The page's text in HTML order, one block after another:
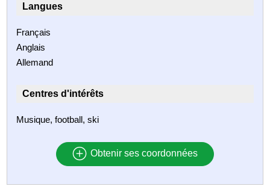
Langues
Français
Anglais
Allemand
Centres d'intérêts
Musique, football, ski
Obtenir ses coordonnées